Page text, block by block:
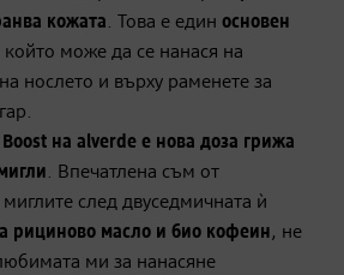
кожата. Това е един основен
който може да се нанася на
нослето и върху раменете за
на alverde е нова доза грижа
. Впечатлена съм от
след двуседмичната ѝ
рициново масло и био кофеин, не
ми за нанасяне